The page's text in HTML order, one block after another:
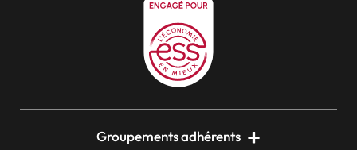
Groupements adhérents